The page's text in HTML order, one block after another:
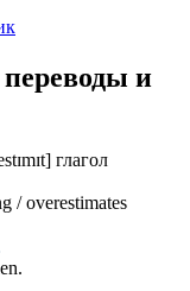
и
глагол
/ overestimates